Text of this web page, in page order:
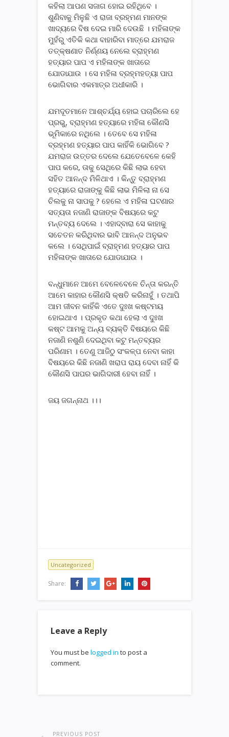
କହିଲା ଆପଣ ସଜାଗ ହୋଇ ରହିଥିବେ ।
ଶୁଣିବାକୁ ମିଳୁଛି ଏ ରାଜା ବ୍ରହ୍ମଣ ମାନଙ୍କ
ଖାଦ୍ୟରେ ବିଷ ଦେଇ ମାରି ଦେଉଛି । ମହିଳାଙ୍କ
ମୁହଁରୁ ଏତିକି କଥା ବାହାରିବା ମାତ୍ରେ ଯମରାଜ
ତତ୍କ୍ଷଣାତ ନିର୍ଣ୍ଣୟ ନେଲେ ବ୍ରାହ୍ମଣ
ହତ୍ୟାର ପାପ ଏ ମହିଳାଙ୍କ ଖାତାରେ
ଯୋଡାଯାଉ । ସେ ମହିଳା ବ୍ରହ୍ମହତ୍ୟା ପାପ
ଭୋଗିବାର ଏକମାତ୍ର ଅଧୀକାରି ।
ଯମଦୂତମାନେ ଆଶ୍ଚର୍ଯ୍ୟ ହୋଇ ପଚାରିଲେ ହେ
ପ୍ରଭୁ, ବ୍ରାହ୍ମଣ ହତ୍ୟାରେ ମହିଳା କୌଣସି
ଭୂମିକାରେ ନଥିଲେ । ତେବେ ସେ ମହିଳା
ବ୍ରହ୍ମଣ ହତ୍ୟାର ପାପ କାହିଁକି ଭୋଗିବେ ?
ଯମରାଜ ଉତ୍ତର ଦେଲେ ଯେତେବେଳେ କେହି
ପାପ କରେ, ତାକୁ ସେଥିରେ କିଛି ଲାଭ ହେବା
ସହିତ ଆନନ୍ଦ ମିଳିଥାଏ । କିନ୍ତୁ ବ୍ରାହ୍ମଣ
ହତ୍ୟାରେ ରାଜାଙ୍କୁ କିଛି ଲାଭ ମିଳିଲା ନା ସେ
ଚିଲକୁ ନା ସାପକୁ ? ହେଲେ ଏ ମହିଳା ଘଟଣାର
ସତ୍ୟତା ନଜାଣି ରାଜାଙ୍କ ବିଷୟରେ କଟୁ
ମନ୍ତବ୍ୟ ଦେଲେ । ଏହାଦ୍ବାରା ସେ କାହାକୁ
ସଚେତନ କରିଥିବାର ଭାବି ଆନନ୍ଦ ଅନୁଭବ
କଲେ । ସେଥିପାଇଁ ବ୍ରାହ୍ମଣ ହତ୍ୟାର ପାପ
ମହିଳାଙ୍କ ଖାତାରେ ଯୋଡାଯାଉ ।
ବନ୍ଧୁମାନେ ଆମେ ବେଳେବେଳେ ଚିନ୍ତା କରନ୍ତି
ଆମେ କାହାର କୌଣସି କ୍ଷତି କରିନାହୁଁ । ତଥାପି
ଆମ ଜୀବନ କାହିଁକି ଏତେ ଦୁଃଖ କଷ୍ଟମୟ
ହୋଇଥାଏ । ପ୍ରକୃତ କଥା ହେଲା ଏ ଦୁଃଖ
କଷ୍ଟ ଆମକୁ ଅନ୍ୟ ବ୍ୟକ୍ତି ବିଷୟରେ କିଛି
ନଜାଣି ନଶୁଣି ଦେଇଥିବା କଟୁ ମନ୍ତବ୍ୟର
ପରିଣାମ । ତେଣୁ ଆଜିଠୁ ସଂକଳ୍ପ ନେବା କାହା
ବିଷୟରେ କିଛି ନଜାଣି ଖରାପ ରାୟ ଦେବା ନାହିଁ କି
କୌଣସି ପାପର ଭାଗିଦାରୀ ହେବା ନାହିଁ ।
ଜୟ ଜଗନ୍ନାଥ ।।।
Uncategorized
Share:
Leave a Reply
You must be logged in to post a
comment.
PREVIOUS POST